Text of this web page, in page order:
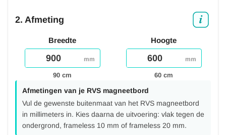
2. Afmeting
Breedte
mm
90 cm
Hoogte
mm
60 cm
Afmetingen van je RVS magneetbord
Vul de gewenste buitenmaat van het RVS magneetbord
in millimeters in. Kies daarna de uitvoering: vlak tegen de
ondergrond, frameless 10 mm of frameless 20 mm.